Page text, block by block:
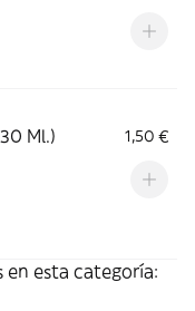
Ml.) 1,50 €
en esta categoría: